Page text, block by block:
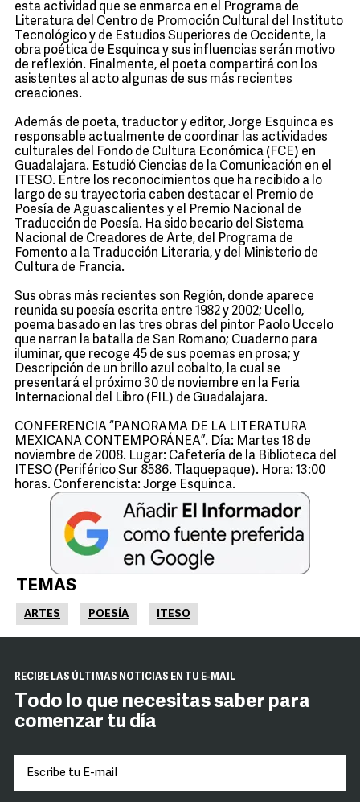
esta actividad que se enmarca en el Programa de
Literatura del Centro de Promoción Cultural del Instituto
Tecnológico y de Estudios Superiores de Occidente, la
obra poética de Esquinca y sus influencias serán motivo
de reflexión. Finalmente, el poeta compartirá con los
asistentes al acto algunas de sus más recientes
creaciones.
Además de poeta, traductor y editor, Jorge Esquinca es
responsable actualmente de coordinar las actividades
culturales del Fondo de Cultura Económica (FCE) en
Guadalajara. Estudió Ciencias de la Comunicación en el
ITESO. Entre los reconocimientos que ha recibido a lo
largo de su trayectoria caben destacar el Premio de
Poesía de Aguascalientes y el Premio Nacional de
Traducción de Poesía. Ha sido becario del Sistema
Nacional de Creadores de Arte, del Programa de
Fomento a la Traducción Literaria, y del Ministerio de
Cultura de Francia.
Sus obras más recientes son Región, donde aparece
reunida su poesía escrita entre 1982 y 2002; Ucello,
poema basado en las tres obras del pintor Paolo Uccelo
que narran la batalla de San Romano; Cuaderno para
iluminar, que recoge 45 de sus poemas en prosa; y
Descripción de un brillo azul cobalto, la cual se
presentará el próximo 30 de noviembre en la Feria
Internacional del Libro (FIL) de Guadalajara.
CONFERENCIA “PANORAMA DE LA LITERATURA
MEXICANA CONTEMPORÁNEA”. Día: Martes 18 de
noviembre de 2008. Lugar: Cafetería de la Biblioteca del
ITESO (Periférico Sur 8586. Tlaquepaque). Hora: 13:00
horas. Conferencista: Jorge Esquinca.
TEMAS
ARTES POESÍA ITESO
RECIBE LAS ÚLTIMAS NOTICIAS EN TU E-MAIL
Todo lo que necesitas saber para
comenzar tu día